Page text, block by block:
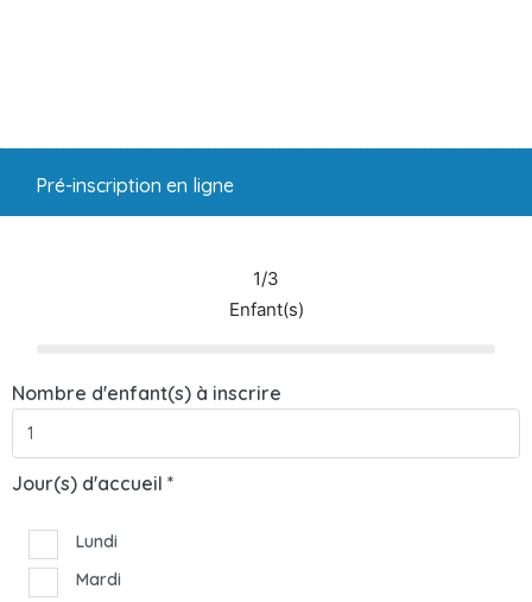
Pré-inscription en ligne
1/3
Enfant(s)
Nombre d'enfant(s) à inscrire
Jour(s) d'accueil *
Lundi
Mardi